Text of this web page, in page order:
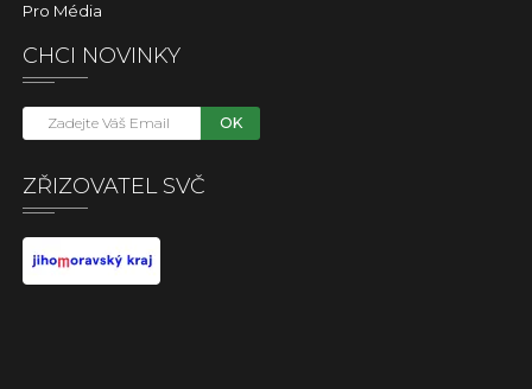
Pro Média
CHCI NOVINKY
OK
ZŘIZOVATEL SVČ